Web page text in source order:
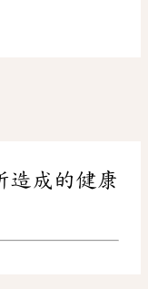
造成的健康